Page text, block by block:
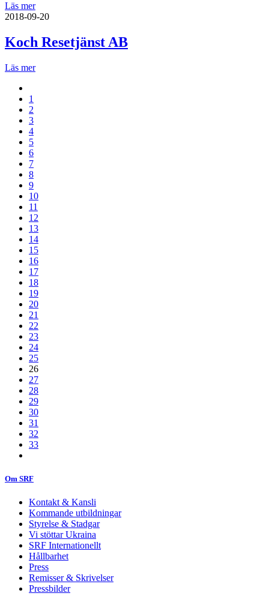
Läs mer
2018-09-20
Koch Resetjänst AB
Läs mer
1
2
3
4
5
6
7
8
9
10
11
12
13
14
15
16
17
18
19
20
21
22
23
24
25
26
27
28
29
30
31
32
33
Om SRF
Kontakt & Kansli
Kommande utbildningar
Styrelse & Stadgar
Vi stöttar Ukraina
SRF Internationellt
Hållbarhet
Press
Remisser & Skrivelser
Pressbilder